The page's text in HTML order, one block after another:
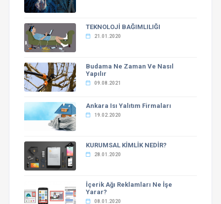
TEKNOLOJİ BAĞIMLILIĞI
21.01.2020
Budama Ne Zaman Ve Nasıl
Yapılır
09.08.2021
Ankara Isı Yalıtım Firmaları
19.02.2020
KURUMSAL KİMLİK NEDİR?
28.01.2020
İçerik Ağı Reklamları Ne İşe
Yarar?
08.01.2020